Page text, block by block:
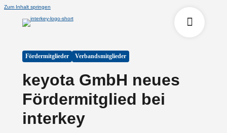
Zum Inhalt springen
Fördermitglieder Verbandsmitglieder
keyota GmbH neues
Fördermitglied bei
interkey